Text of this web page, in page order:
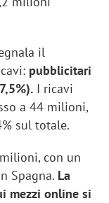
il
pubblicitari
I ricavi
a 44 milioni,
sul totale.
con un
Spagna. La
mezzi online si